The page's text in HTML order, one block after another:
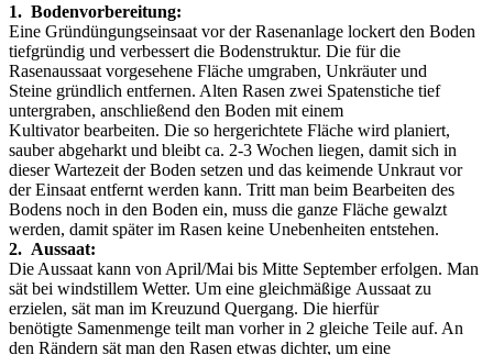
1. Bodenvorbereitung:
Eine Gründüngungseinsaat vor der Rasenanlage lockert den Boden
tiefgründig und verbessert die Bodenstruktur. Die für die
Rasenaussaat vorgesehene Fläche umgraben, Unkräuter und
Steine gründlich entfernen. Alten Rasen zwei Spatenstiche tief
untergraben, anschließend den Boden mit einem
Kultivator bearbeiten. Die so hergerichtete Fläche wird planiert,
sauber abgeharkt und bleibt ca. 2-3 Wochen liegen, damit sich in
dieser Wartezeit der Boden setzen und das keimende Unkraut vor
der Einsaat entfernt werden kann. Tritt man beim Bearbeiten des
Bodens noch in den Boden ein, muss die ganze Fläche gewalzt
werden, damit später im Rasen keine Unebenheiten entstehen.
2. Aussaat:
Die Aussaat kann von April/Mai bis Mitte September erfolgen. Man
sät bei windstillem Wetter. Um eine gleichmäßige Aussaat zu
erzielen, sät man im Kreuzund Quergang. Die hierfür
benötigte Samenmenge teilt man vorher in 2 gleiche Teile auf. An
den Rändern sät man den Rasen etwas dichter, um eine